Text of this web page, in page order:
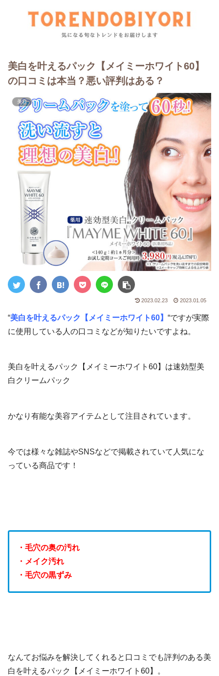
美白を叶えるパック【メイミーホワイト60】
の口コミは本当？悪い評判はある？
美容
2023.02.23 2023.01.05
“美白を叶えるパック【メイミーホワイト60】 “ですが実際
に使用している人の口コミなどが知りたいですよね。
美白を叶えるパック【メイミーホワイト60】は速効型美
白クリームパック
かなり有能な美容アイテムとして注目されています。
今では様々な雑誌やSNSなどで掲載されていて人気にな
っている商品です！
・毛穴の奥の汚れ
・メイク汚れ
・毛穴の黒ずみ
なんてお悩みを解決してくれると口コミでも評判のある美
白を叶えるパック【メイミーホワイト60】。